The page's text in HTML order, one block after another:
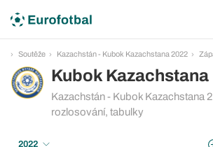
Soutěže Kazachstán - Kubok Kazachstana 2022
Kubok Kazachstana
Kazachstán - Kubok Kazachstana
rozlosování, tabulky
2022